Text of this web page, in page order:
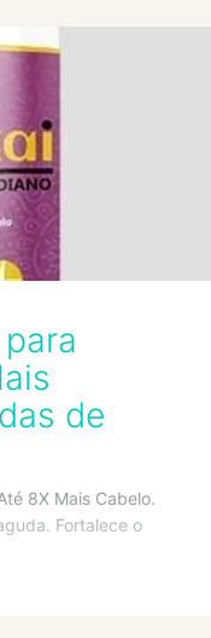
de
8X Mais Cabelo.
Fortalece o